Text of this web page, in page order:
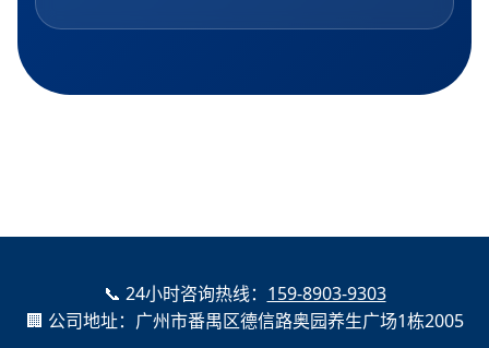
📞 24小时咨询热线： 159-8903-9303
🏢 公司地址：广州市番禺区德信路奥园养生广场1栋2005